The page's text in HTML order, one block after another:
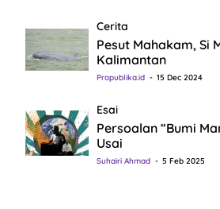
Cerita
Pesut Mahakam, Si
Kalimantan
Propublika.id 15 Dec 2024
Esai
Persoalan “Bumi
Usai
Suhairi Ahmad 5 Feb 2025